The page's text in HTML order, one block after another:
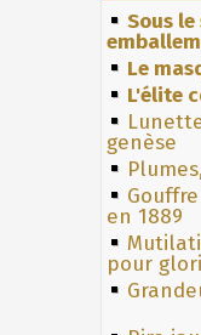
Sous
Le
L'élite
genèse
en 1889
pour